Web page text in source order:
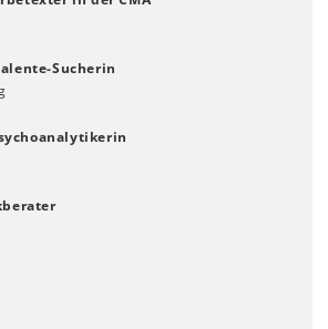
Sucherin